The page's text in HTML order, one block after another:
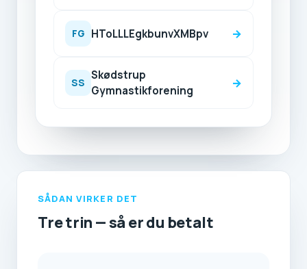
FG HToLLLEgkbunvXMBpv →
SS
Skødstrup
Gymnastikforening
→
SÅDAN VIRKER DET
Tre trin — så er du betalt